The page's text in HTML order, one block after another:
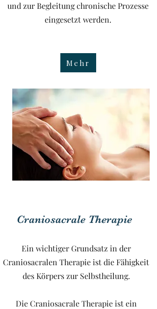
und zur Begleitung chronische Prozesse
eingesetzt werden.
Mehr
Craniosacrale Therapie
Ein wichtiger Grundsatz in der
Craniosacralen Therapie ist die Fähigkeit
des Körpers zur Selbstheilung.
​Die Craniosacrale Therapie ist ein